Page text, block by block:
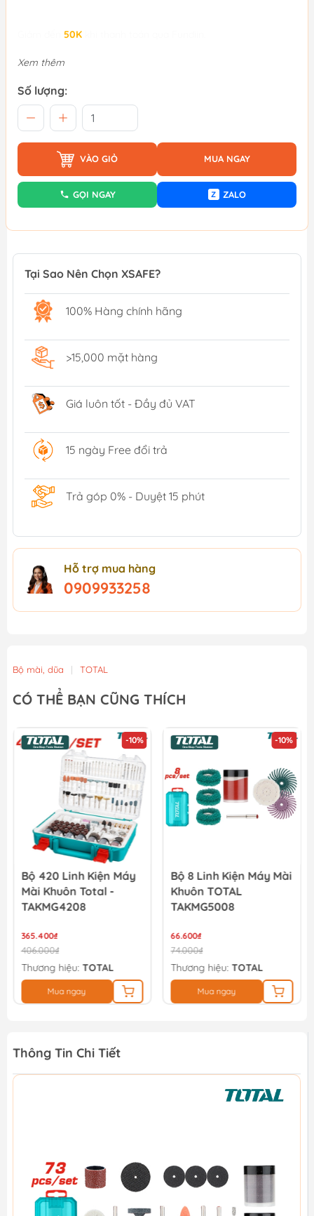
50K
Xem thêm
Số lượng:
VÀO GIỎ MUA NGAY
GỌI NGAY Z ZALO
Tại Sao Nên Chọn XSAFE?
100% Hàng chính hãng
>15,000 mặt hàng
Giá luôn tốt - Đầy đủ VAT
15 ngày Free đổi trả
Trả góp 0% - Duyệt 15 phút
Hỗ trợ mua hàng
0909933258
Bộ mài, dũa | TOTAL
CÓ THỂ BẠN CŨNG THÍCH
-10%
Bộ 420 Linh Kiện Máy
Mài Khuôn Total -
TAKMG4208
365.400₫
406.000₫
Thương hiệu: TOTAL
Mua ngay
-10%
Bộ 8 Linh Kiện Máy Mài
Khuôn TOTAL
TAKMG5008
66.600₫
74.000₫
Thương hiệu:TOTAL
Mua ngay
Thông Tin Chi Tiết